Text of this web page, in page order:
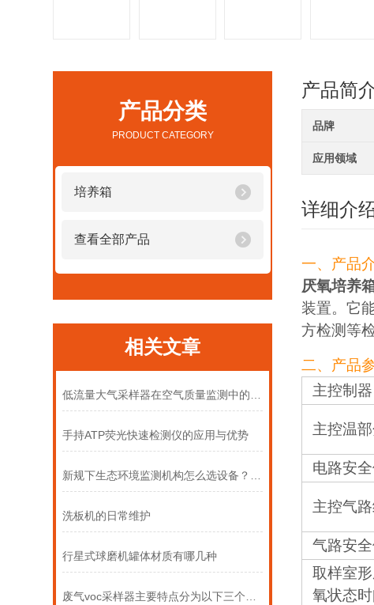
产品分类
PRODUCT CATEGORY
培养箱
查看全部产品
相关文章
手持ATP荧光快速检测仪的应用与优势
洗板机的日常维护
行星式球磨机罐体材质有哪几种
产品简
品牌
应用领域
详细介
一、产品
厌氧培养
装置。它
方检测等
二、产品
主控制器
主控温
电路安
主控气
气路安
取样室
氧状态时